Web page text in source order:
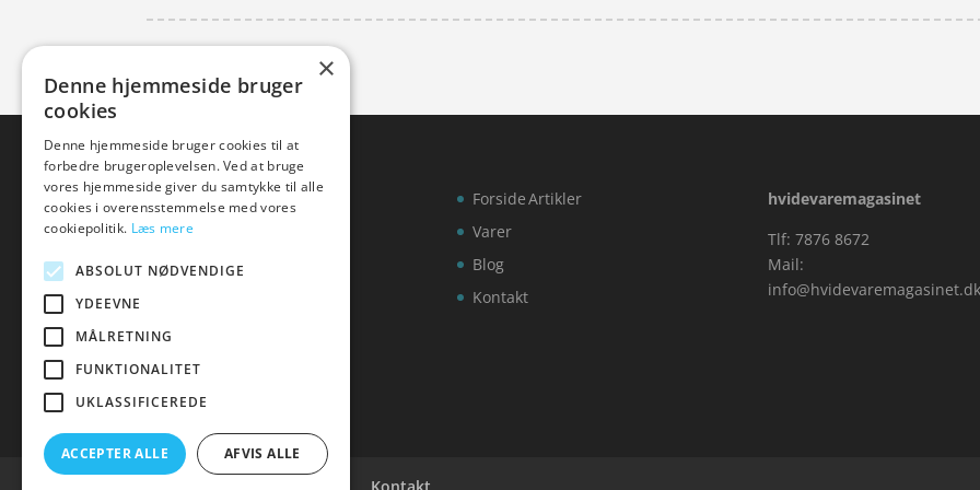
Forside
Varer
Blog
Kontakt
Artikler
hvidevaremagasinet
Tlf: 7876 8672
Mail:
info@hvidevaremagasinet.dk
×
Denne hjemmeside bruger
cookies
Denne hjemmeside bruger cookies til at
forbedre brugeroplevelsen. Ved at bruge
vores hjemmeside giver du samtykke til alle
cookies i overensstemmelse med vores
cookiepolitik. Læs mere
ABSOLUT NØDVENDIGE
YDEEVNE
MÅLRETNING
FUNKTIONALITET
UKLASSIFICEREDE
ACCEPTER ALLE AFVIS ALLE